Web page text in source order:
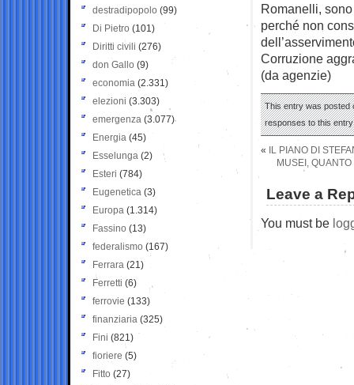
Romanelli, sono
perché non
Corruzione
(da agenzie)
This entry was posted
responses to this
«
IL PIANO DI
MUSEI,
Leave a
You must be
destradipopolo (99)
Di Pietro (101)
Diritti civili (276)
don Gallo (9)
economia (2.331)
elezioni (3.303)
emergenza (3.077)
Energia (45)
Esselunga (2)
Esteri (784)
Eugenetica (3)
Europa (1.314)
Fassino (13)
federalismo (167)
Ferrara (21)
Ferretti (6)
ferrovie (133)
finanziaria (325)
Fini (821)
fioriere (5)
Fitto (27)